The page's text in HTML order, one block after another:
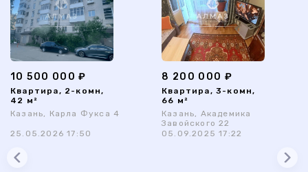
10 500 000 ₽
Квартира, 2-комн,
42 м²
Казань, Карла Фукса 4
25.05.2026 17:50
8 200 000 ₽
Квартира, 3-комн,
66 м²
Казань, Академика
Завойского 22
05.09.2025 17:22